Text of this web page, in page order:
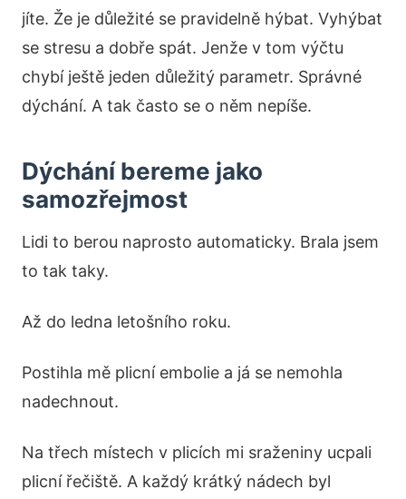
jíte. Že je důležité se pravidelně hýbat. Vyhýbat
se stresu a dobře spát. Jenže v tom výčtu
chybí ještě jeden důležitý parametr. Správné
dýchání. A tak často se o něm nepíše.
Dýchání bereme jako
samozřejmost
Lidi to berou naprosto automaticky. Brala jsem
to tak taky.
Až do ledna letošního roku.
Postihla mě plicní embolie a já se nemohla
nadechnout.
Na třech místech v plicích mi sraženiny ucpali
plicní řečiště. A každý krátký nádech byl